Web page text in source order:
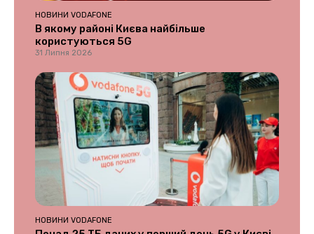
НОВИНИ VODAFONE
В якому районі Києва найбільше
користуються 5G
31 Липня 2026
НОВИНИ VODAFONE